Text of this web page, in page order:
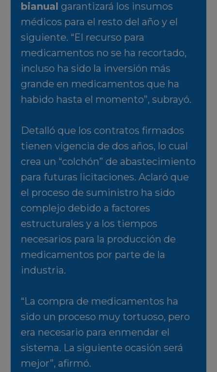
bianual garantizará los insumos
médicos para el resto del año y el
siguiente. “El recurso para
medicamentos no se ha recortado,
incluso ha sido la inversión más
grande en medicamentos que ha
habido hasta el momento”, subrayó.
Detalló que los contratos firmados
tienen vigencia de dos años, lo cual
crea un “colchón” de abastecimiento
para futuras licitaciones. Aclaró que
el proceso de suministro ha sido
complejo debido a factores
estructurales y a los tiempos
necesarios para la producción de
medicamentos por parte de la
industria.
“La compra de medicamentos ha
sido un proceso muy tortuoso, pero
era necesario para enmendar el
sistema. La siguiente ocasión será
mejor”, afirmó.